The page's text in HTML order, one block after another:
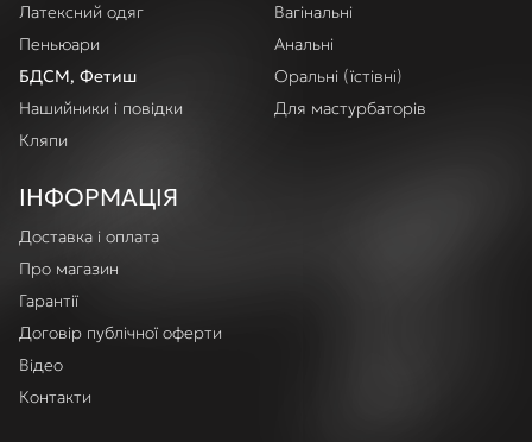
Латексний одяг
Пеньюари
БДСМ, Фетиш
Нашийники і повідки
Кляпи
Вагінальні
Анальні
Оральні (їстівні)
Для мастурбаторів
ІНФОРМАЦІЯ
Доставка і оплата
Про магазин
Гарантії
Договір публічної оферти
Відео
Контакти